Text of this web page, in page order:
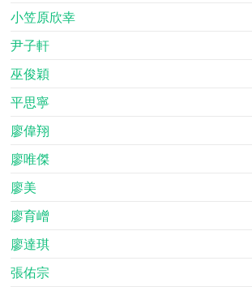
小笠原欣幸
尹子軒
巫俊穎
平思寧
廖偉翔
廖唯傑
廖美
廖育嶒
廖達琪
張佑宗